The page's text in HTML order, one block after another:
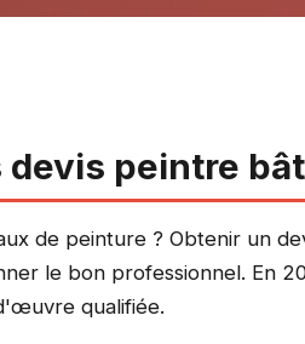
devis peintre
de peinture ? Obtenir un
le bon professionnel. En
qualifiée.